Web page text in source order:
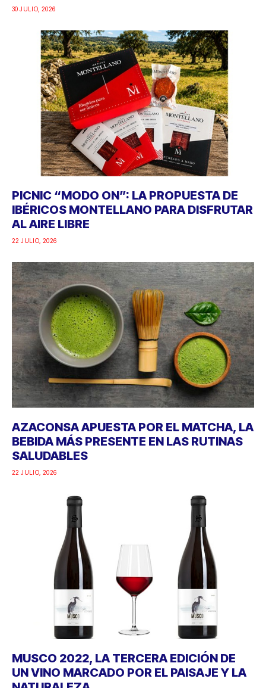
30 JULIO, 2026
PICNIC “MODO ON”: LA PROPUESTA DE
IBÉRICOS MONTELLANO PARA DISFRUTAR
AL AIRE LIBRE
22 JULIO, 2026
AZACONSA APUESTA POR EL MATCHA, LA
BEBIDA MÁS PRESENTE EN LAS RUTINAS
SALUDABLES
22 JULIO, 2026
MUSCO 2022, LA TERCERA EDICIÓN DE
UN VINO MARCADO POR EL PAISAJE Y LA